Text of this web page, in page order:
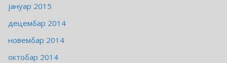
јануар 2015
децембар 2014
новембар 2014
октобар 2014